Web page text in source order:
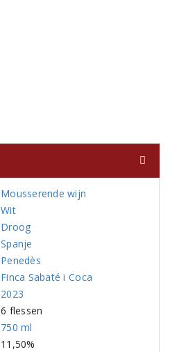
Mousserende wijn
Wit
Droog
Spanje
Penedès
Finca Sabaté i Coca
2023
6 flessen
750 ml
11,50%